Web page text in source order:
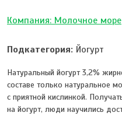
Компания: Молочное море
Подкатегория: Йогурт
Натуральный йогурт 3,2%
составе только натуральное
с приятной кислинкой.
на йогурт, люди научились